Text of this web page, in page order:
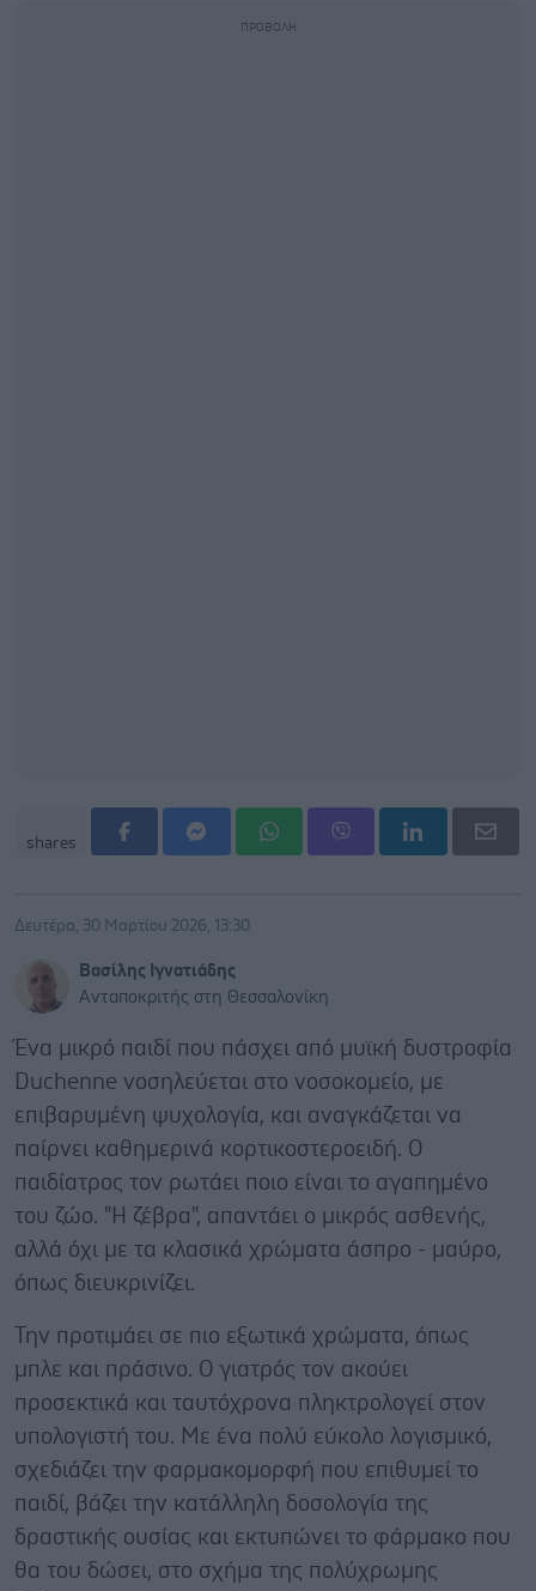
shares
Δευτέρα, 30 Μαρτίου 2026, 13:30
Βασίλης Ιγνατιάδης
Ανταποκριτής στη Θεσσαλονίκη
Ένα μικρό παιδί που πάσχει από μυϊκή δυστροφία
Duchenne νοσηλεύεται στο νοσοκομείο, με
επιβαρυμένη ψυχολογία, και αναγκάζεται να
παίρνει καθημερινά κορτικοστεροειδή. Ο
παιδίατρος τον ρωτάει ποιο είναι το αγαπημένο
του ζώο. "Η ζέβρα", απαντάει ο μικρός ασθενής,
αλλά όχι με τα κλασικά χρώματα άσπρο - μαύρο,
όπως διευκρινίζει.
Την προτιμάει σε πιο εξωτικά χρώματα, όπως
μπλε και πράσινο. Ο γιατρός τον ακούει
προσεκτικά και ταυτόχρονα πληκτρολογεί στον
υπολογιστή του. Με ένα πολύ εύκολο λογισμικό,
σχεδιάζει την φαρμακομορφή που επιθυμεί το
παιδί, βάζει την κατάλληλη δοσολογία της
δραστικής ουσίας και εκτυπώνει το φάρμακο που
θα του δώσει, στο σχήμα της πολύχρωμης